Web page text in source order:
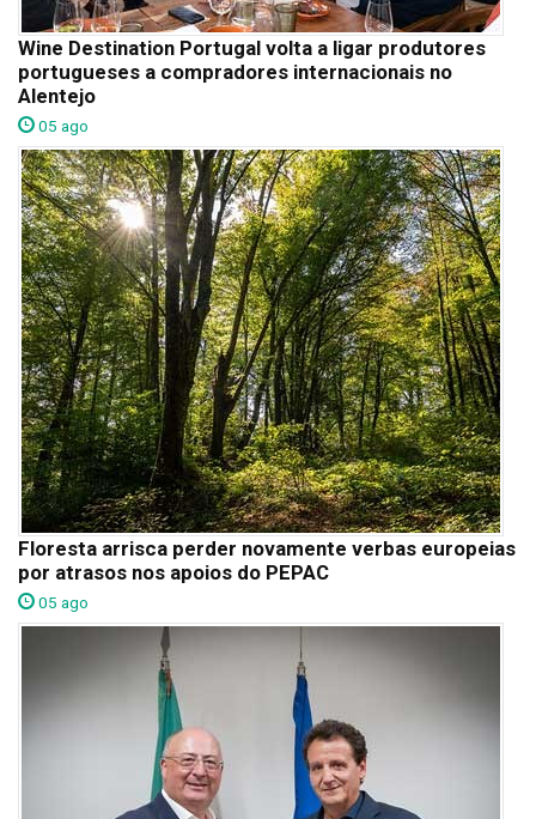
Wine Destination Portugal volta a ligar produtores
portugueses a compradores internacionais no
Alentejo
05 ago
Floresta arrisca perder novamente verbas europeias
por atrasos nos apoios do PEPAC
05 ago